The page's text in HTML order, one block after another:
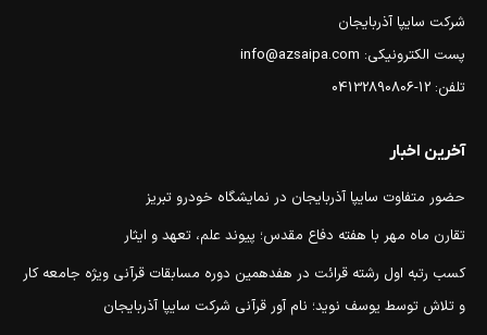
شرکت سایپا آذربایجان
پست الکترونیکی: info@azsaipa.com
تلفن: 12-04132890806
آخرین اخبار
حضور متفاوت سایپا آذربایجان در نمایشگاه خودرو تبریز
تقارن ماه مهر با هفته دفاع مقدس؛ پیوند علم، تعهد و ایثار
کسب رتبه اول رشته قرائت در هفدهمین دوره مسابقات قرآنی ویژه جامعه کار
و تلاش توسط یوسف نوید؛ نام آور قرآنی شرکت سایپا آذربایجان